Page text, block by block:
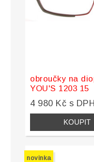
obroučky na
YOU'S 1203 15
4 980 Kč s DPH
novinka